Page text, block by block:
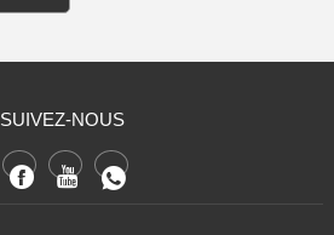
SUIVEZ-NOUS